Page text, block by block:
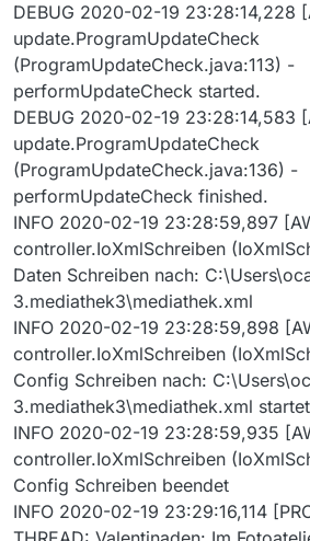
DEBUG 2020-02-19 23:28:14,228
update.ProgramUpdateCheck
(ProgramUpdateCheck.java:113) -
performUpdateCheck started.
DEBUG 2020-02-19 23:28:14,583
update.ProgramUpdateCheck
(ProgramUpdateCheck.java:136) -
performUpdateCheck finished.
INFO 2020-02-19 23:28:59,897
controller.IoXmlSchreiben
Daten Schreiben nach:
3.mediathek3\mediathek.xml
INFO 2020-02-19 23:28:59,898
controller.IoXmlSchreiben
Config Schreiben nach:
3.mediathek3\mediathek.xml startet
INFO 2020-02-19 23:28:59,935
controller.IoXmlSchreiben
Config Schreiben beendet
INFO 2020-02-19 23:29:16,114